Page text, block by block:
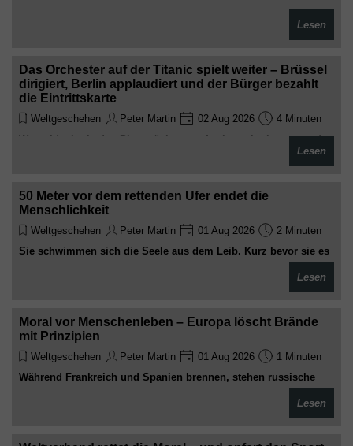
Geschichte kennt keine Pressekonferenzen. Sie kennt nur
Ergebnisse. Und während Europas politische Elite noch an
immer neuen Erzählungen feilt, schreibt die Wirklichkeit längst
jeder politischen PR
Lesen
Das Orchester auf der Titanic spielt weiter – Brüssel
dirigiert, Berlin applaudiert und der Bürger bezahlt
die Eintrittskarte
Weltgeschehen Peter Martin 02 Aug 2026
4 Minuten
Wenn Ideologie den Platz nüchterner Analyse einnimmt, werden
aus wirtschaftlichen Warnsignalen bloße Randnotizen. Während
Europa sich selbst für moralische Überlegenheit feiert, schreibt
Bilanz
Lesen
50 Meter vor dem rettenden Ufer endet die
Menschlichkeit
Weltgeschehen Peter Martin 01 Aug 2026
2 Minuten
Sie schwimmen sich die Seele aus dem Leib. Kurz bevor sie es
Lesen
Moral vor Menschenleben – Europa löscht Brände
mit Prinzipien
Weltgeschehen Peter Martin 01 Aug 2026
1 Minuten
Während Frankreich und Spanien brennen, stehen russische
Lesen